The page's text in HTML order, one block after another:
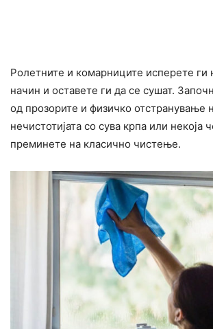
Ролетните и комарниците исперете ги
начин и оставете ги да се сушат.
од прозорите и физичко отстранување
нечистотијата со сува крпа или некоја
преминете на класично чистење.